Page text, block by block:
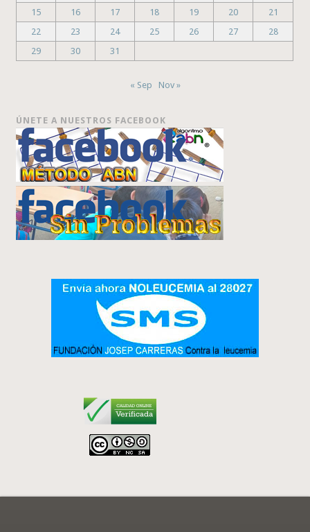
15
16 17 18 19 20
21
22
23 24 25 26 27
28
29
30 31
« Sep Nov »
ÚNETE A NUESTROS FACEBOOK